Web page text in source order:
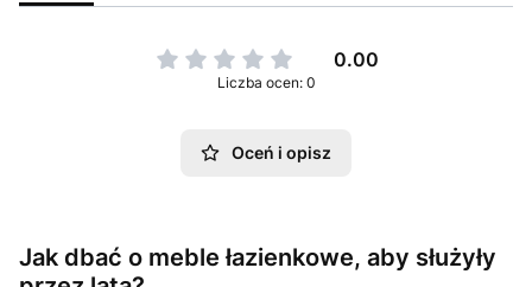
0.00
Liczba ocen: 0
Oceń i opisz
Jak dbać o meble łazienkowe, aby służyły